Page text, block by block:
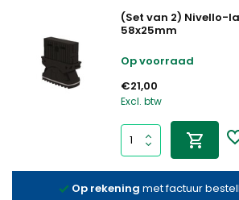
(Set van 2) Nivello-
58x25mm
Op voorraad
€21,00
Excl. btw
Op rekening met factuur